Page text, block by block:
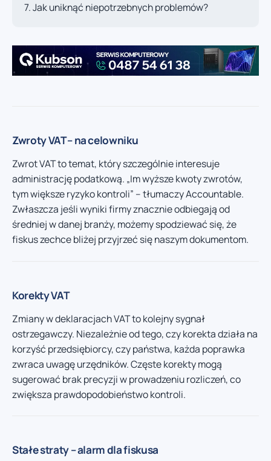
Jak uniknąć niepotrzebnych problemów?
Zwroty VAT – na celowniku
Zwrot VAT to temat, który szczególnie interesuje
administrację podatkową. „Im wyższe kwoty zwrotów,
tym większe ryzyko kontroli” – tłumaczy Accountable.
Zwłaszcza jeśli wyniki firmy znacznie odbiegają od
średniej w danej branży, możemy spodziewać się, że
fiskus zechce bliżej przyjrzeć się naszym dokumentom.
Korekty VAT
Zmiany w deklaracjach VAT to kolejny sygnał
ostrzegawczy. Niezależnie od tego, czy korekta działa na
korzyść przedsiębiorcy, czy państwa, każda poprawka
zwraca uwagę urzędników. Częste korekty mogą
sugerować brak precyzji w prowadzeniu rozliczeń, co
zwiększa prawdopodobieństwo kontroli.
Stałe straty – alarm dla fiskusa